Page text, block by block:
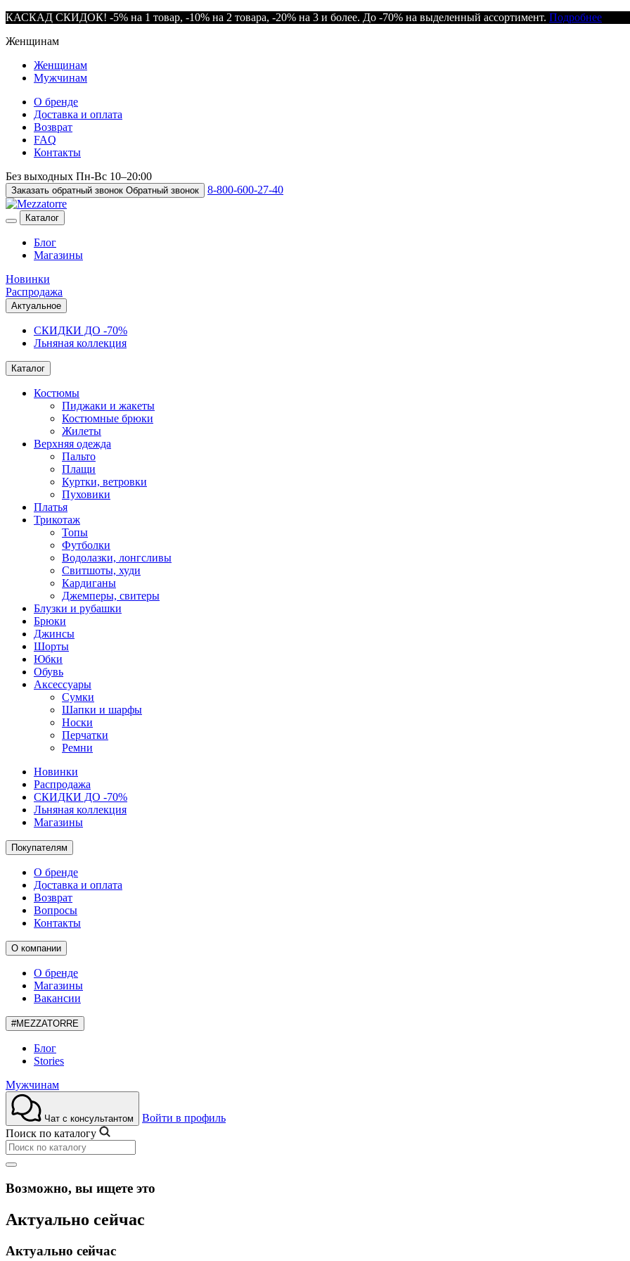
КАСКАД СКИДОК! -5% на 1 товар, -10% на 2 товара, -20% на 3 и более. До -70% на выделенный ассортимент. Подробнее
Женщинам
Женщинам
Мужчинам
О бренде
Доставка и оплата
Возврат
FAQ
Контакты
Без выходных Пн-Вс 10–20:00
Заказать обратный звонок Обратный звонок 8-800-600-27-40
Каталог
Блог
Магазины
Новинки
Распродажа
Актуальное
СКИДКИ ДО -70%
Льняная коллекция
Каталог
Костюмы
Пиджаки и жакеты
Костюмные брюки
Жилеты
Верхняя одежда
Пальто
Плащи
Куртки, ветровки
Пуховики
Платья
Трикотаж
Топы
Футболки
Водолазки, лонгсливы
Свитшоты, худи
Кардиганы
Джемперы, свитеры
Блузки и рубашки
Брюки
Джинсы
Шорты
Юбки
Обувь
Аксессуары
Сумки
Шапки и шарфы
Носки
Перчатки
Ремни
Новинки
Распродажа
СКИДКИ ДО -70%
Льняная коллекция
Магазины
Покупателям
О бренде
Доставка и оплата
Возврат
Вопросы
Контакты
О компании
О бренде
Магазины
Вакансии
#MEZZATORRE
Блог
Stories
Мужчинам
Чат с консультантом
Войти в профиль
Поиск по каталогу
Возможно, вы ищете это
Актуально сейчас
Актуально сейчас